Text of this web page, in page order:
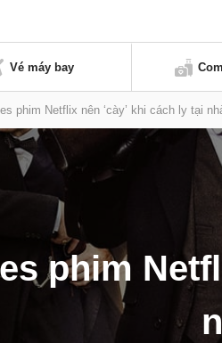
Vé máy bay
phim Netflix nên ‘cày’ khi cách ly tại
phim